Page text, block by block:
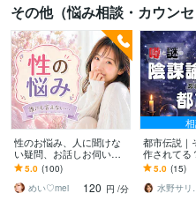
その他（悩み相談・カウン
性のお悩み、人に聞けな
い疑問、お話しお伺いし
ます 男女の性のお悩み、
人に聞けないお話し何で
もどうぞ！♡
5.0 (100)
めい♡mei
120 円 /分
都市伝説｜
作されてる
きます 陰謀
然？その直
せん。全部
5.0 (15)
水野サリ